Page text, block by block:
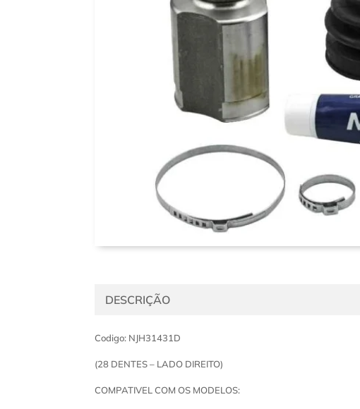
DESCRIÇÃO
Codigo: NJH31431D
(28 DENTES – LADO DIREITO)
COMPATIVEL COM OS MODELOS: